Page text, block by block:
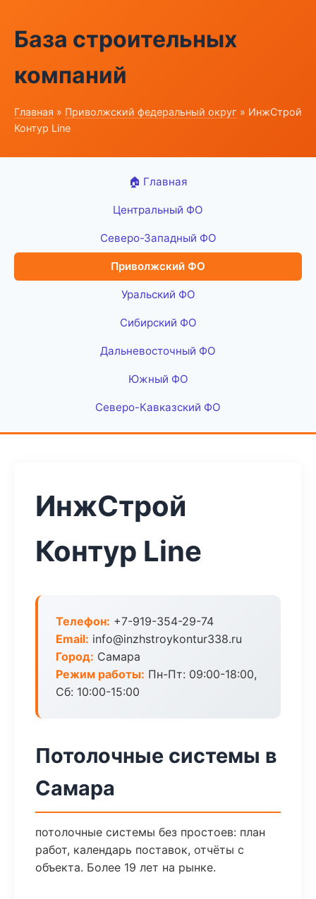
База строительных
компаний
Главная » Приволжский федеральный округ » ИнжСтрой
Контур Line
🏠 Главная
Центральный ФО
Северо-Западный ФО
Приволжский ФО
Уральский ФО
Сибирский ФО
Дальневосточный ФО
Южный ФО
Северо-Кавказский ФО
ИнжСтрой
Контур Line
Телефон: +7-919-354-29-74
Email: info@inzhstroykontur338.ru
Город: Самара
Режим работы: Пн-Пт: 09:00-18:00,
Сб: 10:00-15:00
Потолочные системы в
Самара
потолочные системы без простоев: план
работ, календарь поставок, отчёты с
объекта. Более 19 лет на рынке.